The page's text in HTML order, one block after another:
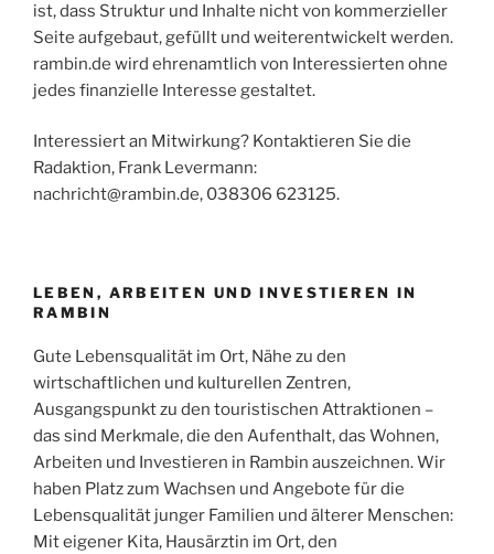
ist, dass Struktur und Inhalte nicht von kommerzieller
Seite aufgebaut, gefüllt und weiterentwickelt werden.
rambin.de wird ehrenamtlich von Interessierten ohne
jedes finanzielle Interesse gestaltet.
Interessiert an Mitwirkung? Kontaktieren Sie die
Radaktion, Frank Levermann:
nachricht@rambin.de, 038306 623125.
LEBEN, ARBEITEN UND INVESTIEREN IN
RAMBIN
Gute Lebensqualität im Ort, Nähe zu den
wirtschaftlichen und kulturellen Zentren,
Ausgangspunkt zu den touristischen Attraktionen –
das sind Merkmale, die den Aufenthalt, das Wohnen,
Arbeiten und Investieren in Rambin auszeichnen. Wir
haben Platz zum Wachsen und Angebote für die
Lebensqualität junger Familien und älterer Menschen:
Mit eigener Kita, Hausärztin im Ort, den